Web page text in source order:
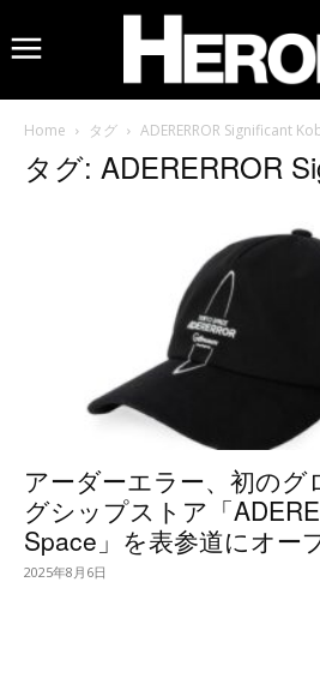
Home タグ ADERERROR Significant
タグ: ADERERROR
アーダーエラー、初のグ
グシップストア「
Space」を表参道にオー
2025年8月6日